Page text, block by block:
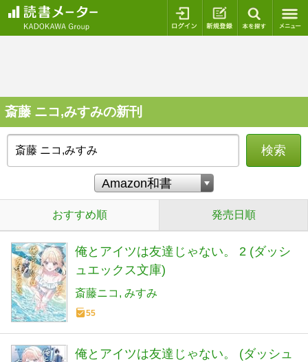
ログイン 新規登録
斎藤 ニコ,みすみの新刊
検索
おすすめ順 発売日順
俺とアイツは友達じゃない。 2 (ダッシ
ュエックス文庫)
斎藤ニコ みすみ
55
俺とアイツは友達じゃない。 (ダッシュ